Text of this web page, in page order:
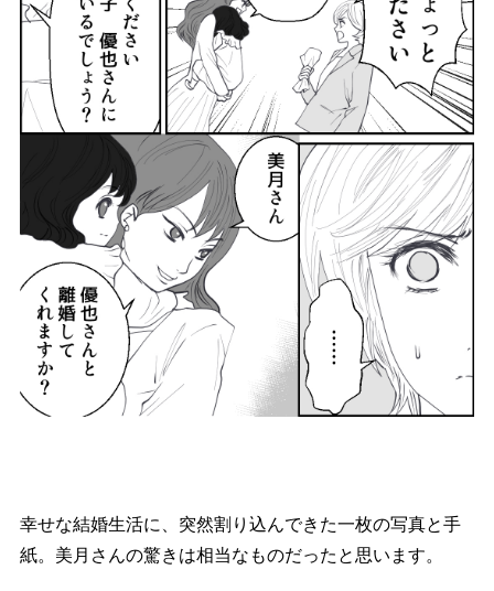
幸せな結婚生活に、突然割り込んできた一枚の写真と手
紙。美月さんの驚きは相当なものだったと思います。